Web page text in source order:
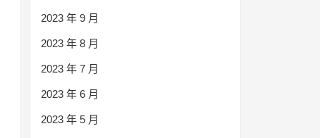
2023 年 9 月
2023 年 8 月
2023 年 7 月
2023 年 6 月
2023 年 5 月